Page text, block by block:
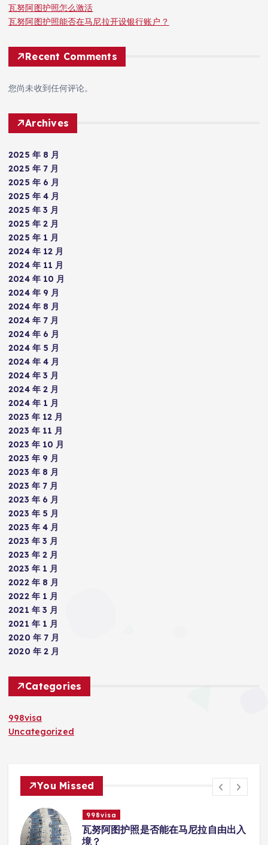
瓦努阿图护照怎么激活
瓦努阿图护照能否在马尼拉开设银行账户？
Recent Comments
您尚未收到任何评论。
Archives
2025 年 8 月
2025 年 7 月
2025 年 6 月
2025 年 4 月
2025 年 3 月
2025 年 2 月
2025 年 1 月
2024 年 12 月
2024 年 11 月
2024 年 10 月
2024 年 9 月
2024 年 8 月
2024 年 7 月
2024 年 6 月
2024 年 5 月
2024 年 4 月
2024 年 3 月
2024 年 2 月
2024 年 1 月
2023 年 12 月
2023 年 11 月
2023 年 10 月
2023 年 9 月
2023 年 8 月
2023 年 7 月
2023 年 6 月
2023 年 5 月
2023 年 4 月
2023 年 3 月
2023 年 2 月
2023 年 1 月
2022 年 8 月
2022 年 1 月
2021 年 3 月
2021 年 1 月
2020 年 7 月
2020 年 2 月
Categories
998visa
Uncategorized
You Missed
998visa
瓦努阿图护照是否能在马尼拉使用国际
学校的注册？